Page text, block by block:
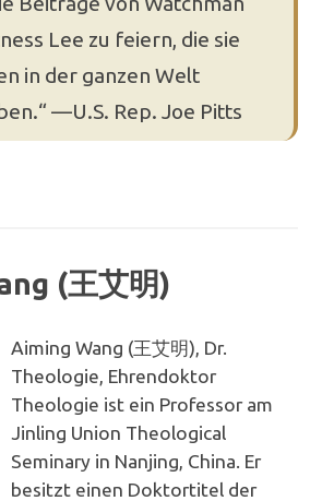
Lee zu feiern, die sie
in der ganzen Welt
—U.S. Rep. Joe Pitts
(王艾明)
Aiming Wang (王艾明), Dr.
Theologie, Ehrendoktor
Theologie ist ein Professor am
Jinling Union Theological
Seminary in Nanjing, China. Er
besitzt einen Doktortitel der